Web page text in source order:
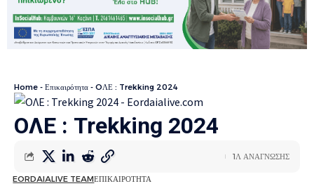
Home - Επικαιρότητα - OΛΕ : Trekking 2024
OΛΕ : Trekking 2024
EORDAIALIVE TEAMΕΠΙΚΑΙΡΟΤΗΤΑ
1Λ ΑΝΑΓΝΩΣΗΣ